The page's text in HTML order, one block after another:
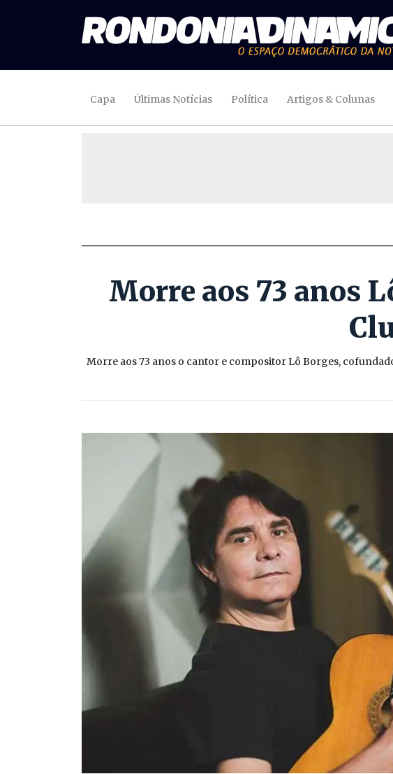
Capa Últimas Notícias Política Artigos & Colunas
Morre aos 73 anos
Morre aos 73 anos o cantor e compositor Lô Borges,